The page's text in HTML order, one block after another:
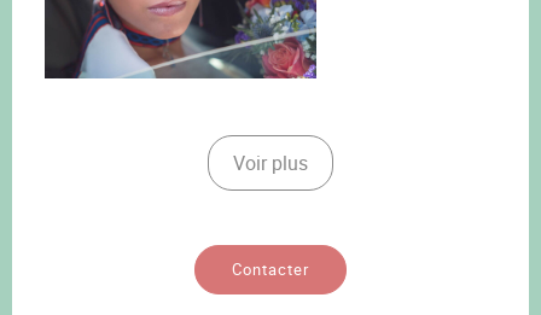
Voir plus
Contacter